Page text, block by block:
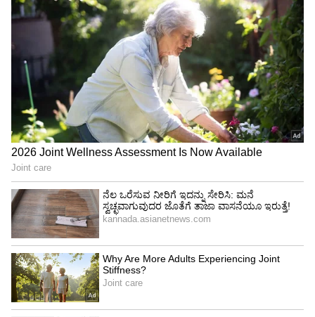
ವೈದ್ಯರು ಸೇರಿ ಹಣವಂತರಿಗೆ ಹನಿಟ್ರ್ಯಾಪ್ ರೀತಿ ಸ್ನೇಹದ
ಬಲೆಗೆ ಬೀಳಿಸಿಕೊಂಡು ಸುಲಿಗೆ ಮಾಡುತ್ತಿದರು. ಇದುವರೆಗೆ
ಸುಮಾರು 100ಕ್ಕೂ ಹೆಚ್ಚಿನ ಜನರಿಂದ ಈ ತಂಡ ಸುಲಿಗೆ
ಮಾಡಿದೆ.